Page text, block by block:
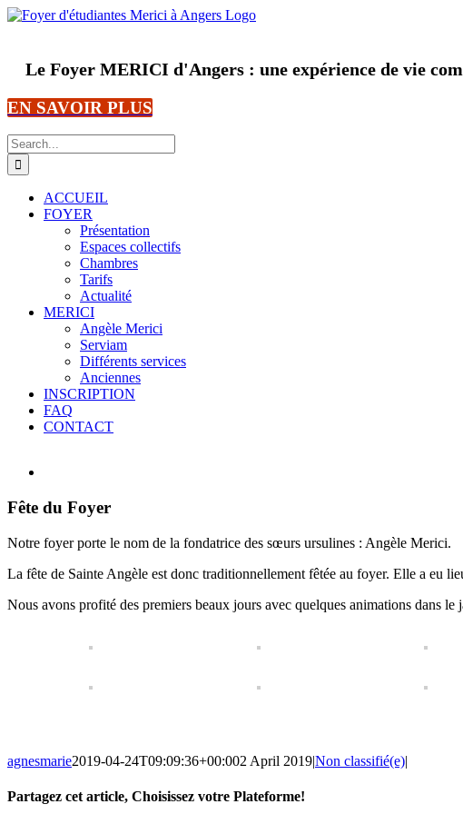
Skip
Le Foyer MERICI d'Angers : une expérience de vie
EN SAVOIR PLUS
Search
for:
ACCUEIL
FOYER
Présentation
Espaces collectifs
Chambres
Tarifs
Actualité
MERICI
Angèle Merici
Serviam
Différents services
Anciennes
INSCRIPTION
FAQ
CONTACT
Image
Fête du Foyer
Notre foyer porte le nom de la fondatrice des sœurs ursulines : Angèle Merici.
La fête de Sainte Angèle est donc traditionnellement fêtée au foyer. Elle a eu
Nous avons profité des premiers beaux jours avec quelques animations dans le
agnesmarie2019-04-24T09:09:36+00:002 April 2019|Non classifié(e)|
Partagez cet article, Choisissez votre Plateforme!